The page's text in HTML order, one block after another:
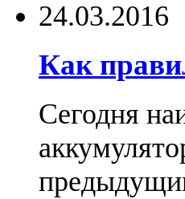
24.03.2016
Как
Сегодня